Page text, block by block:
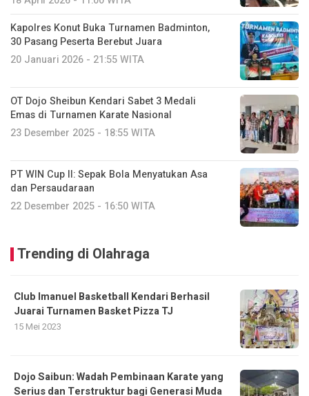
Kapolres Konut Buka Turnamen Badminton,
30 Pasang Peserta Berebut Juara
20 Januari 2026 - 21:55 WITA
OT Dojo Sheibun Kendari Sabet 3 Medali
Emas di Turnamen Karate Nasional
23 Desember 2025 - 18:55 WITA
PT WIN Cup II: Sepak Bola Menyatukan Asa
dan Persaudaraan
22 Desember 2025 - 16:50 WITA
Trending di Olahraga
Club Imanuel Basketball Kendari Berhasil
Juarai Turnamen Basket Pizza TJ
15 Mei 2023
Dojo Saibun: Wadah Pembinaan Karate yang
Serius dan Terstruktur bagi Generasi Muda